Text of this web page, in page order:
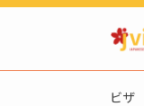
ビザ